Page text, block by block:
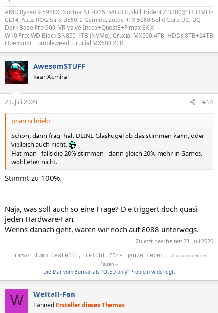
AMD Ryzen 9 5950X, Noctua NH-D15, 64GB G.Skill Trident Z 3200@3333MHz
CL14, Asus ROG Strix B550-E Gaming, Zotac RTX 5080 Solid Core OC, BQ
Dark Base Pro 900, VR Valve Index+Quest3+Pimax 8K X
W10 Pro: WD Black SN850 1TB (NVMe), Crucial MX500 4TB, HDDs 8TB+24TB
OpenSuSE Tumbleweed: Crucial MX500 2TB
AwesomSTUFF
Rear Admiral
23. Juli 2020 #14
prian schrieb:
Schön, dann frag' halt DEINE Glaskugel ob das stimmen kann, oder
vielleich auch nicht.
Hat man - falls die 20% stimmen - dann gleich 20% mehr in Games,
wohl eher nicht.
Stimmt zu 100%.
Naja, was soll auch so eine Frage? Die triggert doch quasi
jeden Hardware-Fan.
Wenns danach geht, wären wir noch auf 8088 unterwegs.
Zuletzt bearbeitet: 23. Juli 2020
EINMAL dumm gestellt, reicht fürs ganze Leben. ~Zitat vom cleveren
Faulen ~
Die Mär vom Burn-In als "OLED only" Problem widerlegt.
W Weltall-Fan
Banned Ersteller dieses Themas